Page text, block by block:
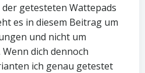
getesteten Wattepads
es in diesem Beitrag um
und nicht um
dich dennoch
ich genau getestet